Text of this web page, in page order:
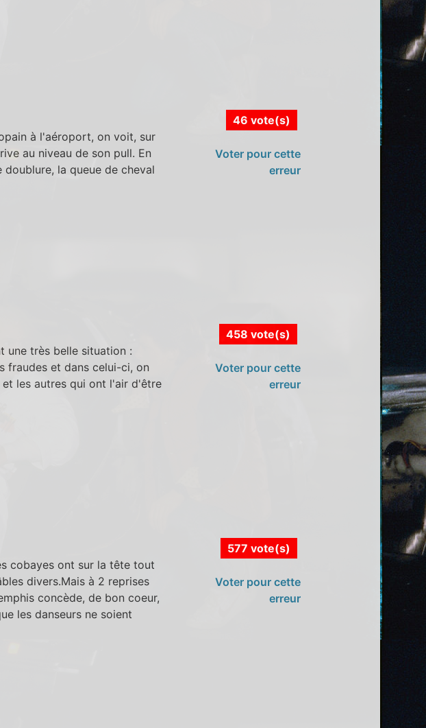
à l'aéroport, on voit, sur
au niveau de son pull. En
doublure, la queue de cheval
46 vote(s)
Voter pour cette
erreur
une très belle situation :
fraudes et dans celui-ci, on
les autres qui ont l'air d'être
458 vote(s)
Voter pour cette
erreur
cobayes ont sur la tête tout
divers.Mais à 2 reprises
concède, de bon coeur,
les danseurs ne soient
577 vote(s)
Voter pour cette
erreur